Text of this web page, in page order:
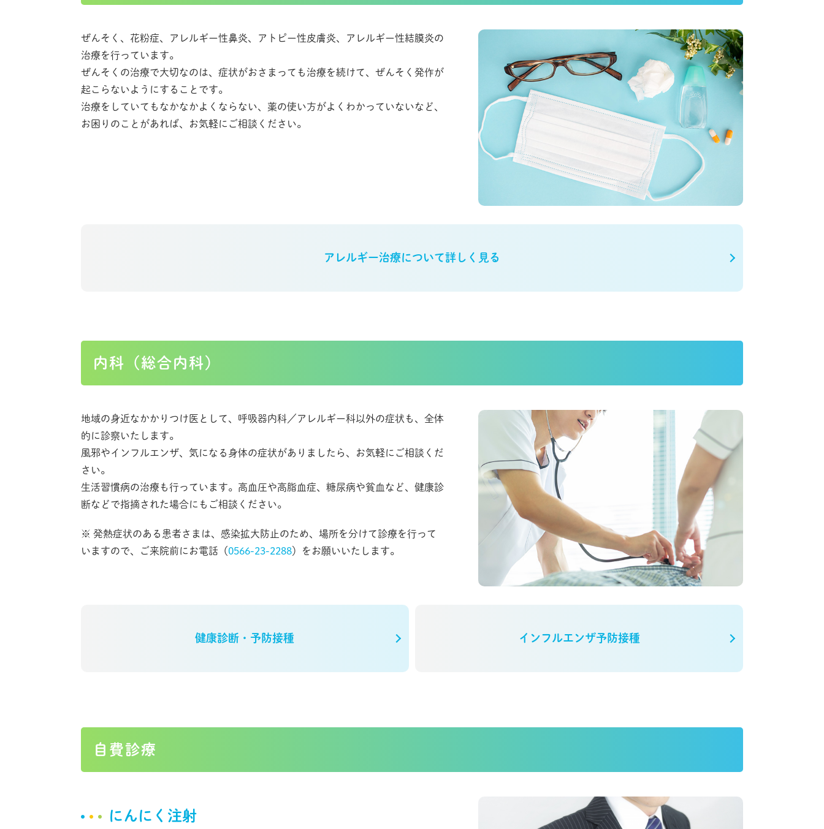
ぜんそく、花粉症、アレルギー性鼻炎、アトピー性皮膚炎、アレルギー性結膜炎の
治療を行っています。
ぜんそくの治療で大切なのは、症状がおさまっても治療を続けて、ぜんそく発作が
起こらないようにすることです。
治療をしていてもなかなかよくならない、薬の使い方がよくわかっていないなど、
お困りのことがあれば、お気軽にご相談ください。
アレルギー治療について詳しく見る
内科（総合内科）
地域の身近なかかりつけ医として、呼吸器内科／アレルギー科以外の症状も、全体
的に診察いたします。
風邪やインフルエンザ、気になる身体の症状がありましたら、お気軽にご相談くだ
さい。
生活習慣病の治療も行っています。高血圧や高脂血症、糖尿病や貧血など、健康診
断などで指摘された場合にもご相談ください。
※ 発熱症状のある患者さまは、感染拡大防止のため、場所を分けて診療を行って
いますので、ご来院前にお電話（0566-23-2288）をお願いいたします。
健康診断・予防接種 インフルエンザ予防接種
自費診療
にんにく注射